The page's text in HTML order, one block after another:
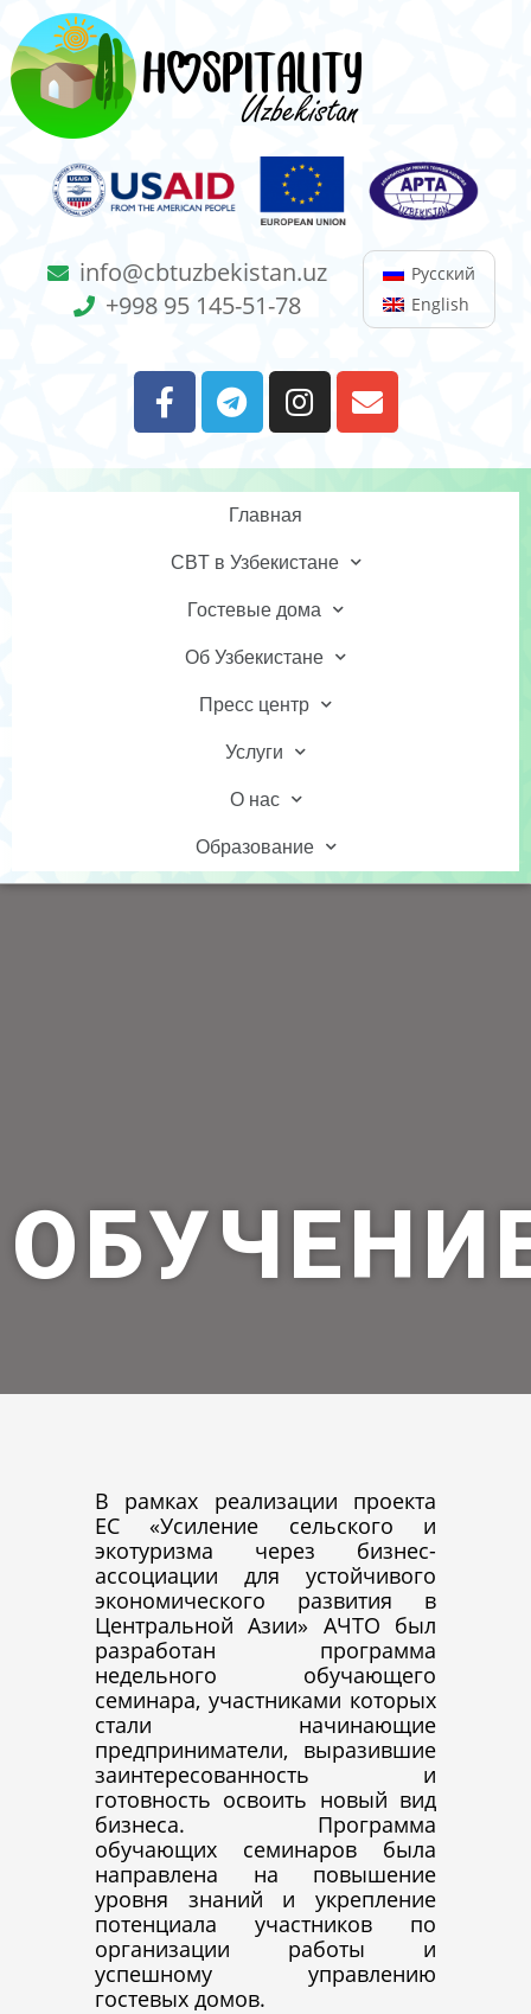
info@cbtuzbekistan.uz
+998 95 145-51-78
Русский
English
Главная
CBT в Узбекистане
Гостевые дома
Об Узбекистане
Пресс центр
Услуги
О нас
Образование
В рамках реализации проекта
ЕС «Усиление сельского и
экотуризма через бизнес-
ассоциации для устойчивого
экономического развития в
Центральной Азии» АЧТО был
разработан программа
недельного обучающего
семинара, участниками которых
стали начинающие
предприниматели, выразившие
заинтересованность и
готовность освоить новый вид
бизнеса. Программа
обучающих семинаров была
направлена на повышение
уровня знаний и укрепление
потенциала участников по
организации работы и
успешному управлению
гостевых домов.